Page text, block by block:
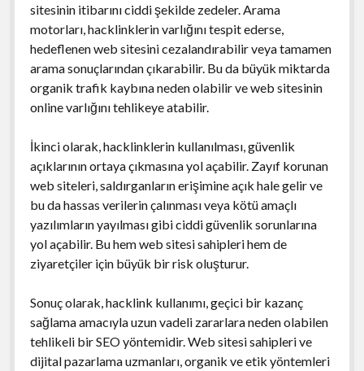
sitesinin itibarını ciddi şekilde zedeler. Arama
motorları, hacklinklerin varlığını tespit ederse,
hedeflenen web sitesini cezalandırabilir veya tamamen
arama sonuçlarından çıkarabilir. Bu da büyük miktarda
organik trafik kaybına neden olabilir ve web sitesinin
online varlığını tehlikeye atabilir.
İkinci olarak, hacklinklerin kullanılması, güvenlik
açıklarının ortaya çıkmasına yol açabilir. Zayıf korunan
web siteleri, saldırganların erişimine açık hale gelir ve
bu da hassas verilerin çalınması veya kötü amaçlı
yazılımların yayılması gibi ciddi güvenlik sorunlarına
yol açabilir. Bu hem web sitesi sahipleri hem de
ziyaretçiler için büyük bir risk oluşturur.
Sonuç olarak, hacklink kullanımı, geçici bir kazanç
sağlama amacıyla uzun vadeli zararlara neden olabilen
tehlikeli bir SEO yöntemidir. Web sitesi sahipleri ve
dijital pazarlama uzmanları, organik ve etik yöntemleri